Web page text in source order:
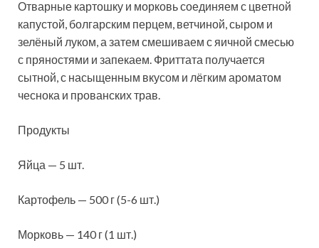
Отварные картошку и морковь соединяем с цветной
капустой, болгарским перцем, ветчиной, сыром и
зелёный луком, а затем смешиваем с яичной смесью
с пряностями и запекаем. Фриттата получается
сытной, с насыщенным вкусом и лёгким ароматом
чеснока и прованских трав.
Продукты
Яйца — 5 шт.
Картофель — 500 г (5-6 шт.)
Морковь — 140 г (1 шт.)